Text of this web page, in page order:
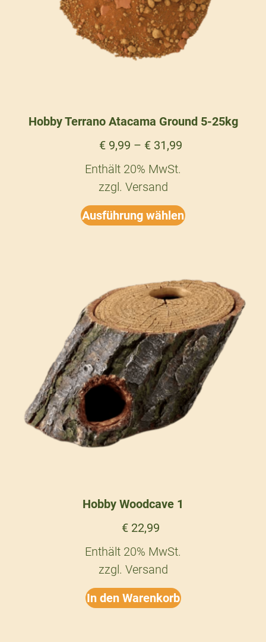
Hobby Terrano Atacama Ground 5-25kg
€9,99 – €31,99
Enthält 20% MwSt.
zzgl. Versand
Ausführung wählen
Hobby Woodcave 1
€22,99
Enthält 20% MwSt.
zzgl. Versand
In den Warenkorb